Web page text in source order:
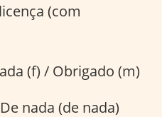
(com
(f) / Obrigado (m)
De nada (de nada)